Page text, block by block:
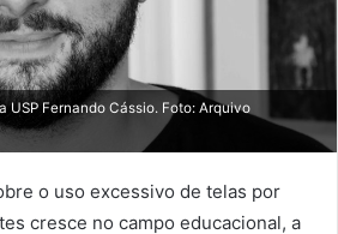
USP Fernando Cássio. Foto: Arquivo
o uso excessivo de telas por
cresce no campo educacional, a